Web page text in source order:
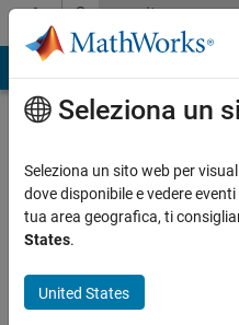
Vai al contenutoCommunity
Profile
Hunter
Ryno
Last
Seleziona un
Seleziona un sito web per
dove disponibile e vedere
tua area geografica, ti
States.
United States